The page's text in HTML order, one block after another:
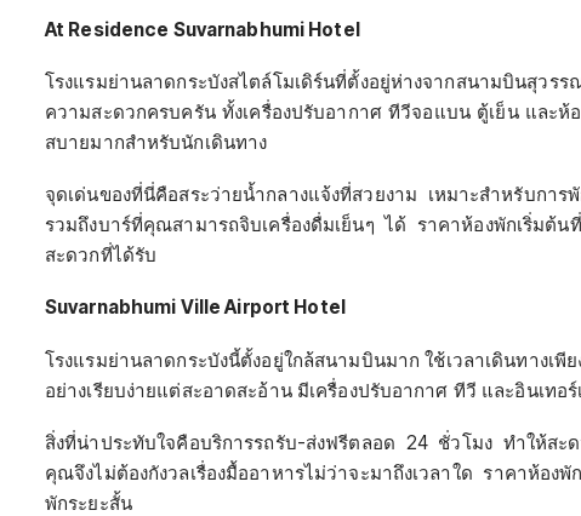
At Residence Suvarnabhumi Hotel
โรงแรมย่านลาดกระบังสไตล์โมเดิร์นที่ตั้งอยู่ห่างจากสนามบินสุ
ความสะดวกครบครัน ทั้งเครื่องปรับอากาศ ทีวีจอแบน ตู้เย็น และ
สบายมากสำหรับนักเดินทาง
จุดเด่นของที่นี่คือสระว่ายน้ำกลางแจ้งที่สวยงาม เหมาะสำหรับกา
รวมถึงบาร์ที่คุณสามารถจิบเครื่องดื่มเย็นๆ ได้ ราคาห้องพักเริ่ม
สะดวกที่ได้รับ
Suvarnabhumi Ville Airport Hotel
โรงแรมย่านลาดกระบังนี้ตั้งอยู่ใกล้สนามบินมาก ใช้เวลาเดินทางเ
อย่างเรียบง่ายแต่สะอาดสะอ้าน มีเครื่องปรับอากาศ ทีวี และอินเทอ
สิ่งที่น่าประทับใจคือบริการรถรับ-ส่งฟรีตลอด 24 ชั่วโมง ทำให้ส
คุณจึงไม่ต้องกังวลเรื่องมื้ออาหารไม่ว่าจะมาถึงเวลาใด ราคาห้
พักระยะสั้น